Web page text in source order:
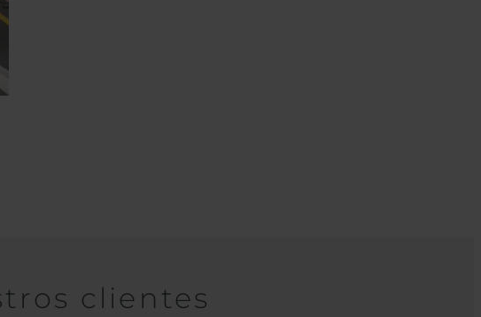
clientes